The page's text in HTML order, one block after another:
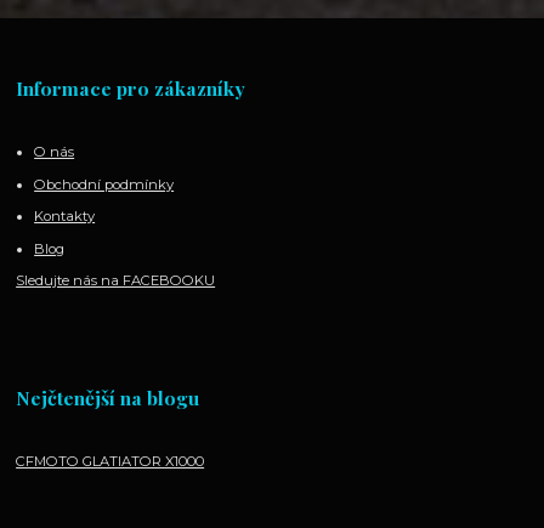
Informace pro zákazníky
O nás
Obchodní podmínky
Kontakty
Blog
Sledujte nás na FACEBOOKU
Nejčtenější na blogu
CFMOTO GLATIATOR X1000